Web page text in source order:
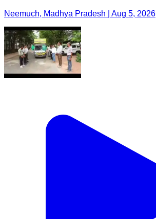
Neemuch, Madhya Pradesh | Aug 5, 2026